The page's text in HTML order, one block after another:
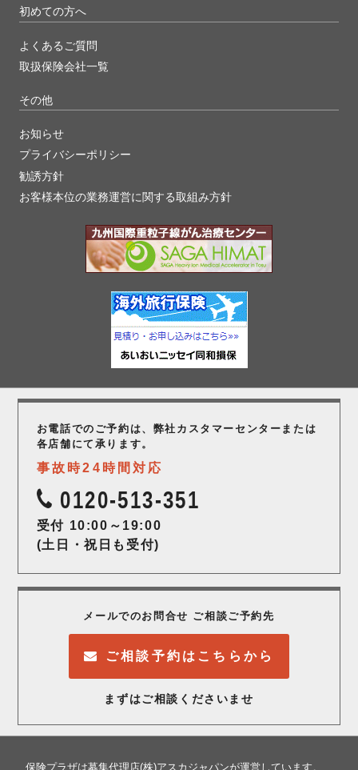
初めての方へ
よくあるご質問
取扱保険会社一覧
その他
お知らせ
プライバシーポリシー
勧誘方針
お客様本位の業務運営に関する取組み方針
お電話でのご予約は、弊社カスタマーセンター または
各店舗にて承ります。
事故時24時間対応
0120-513-351
受付 10:00～19:00
(土日・祝日も受付)
メールでのお問合せ ご相談ご予約先
ご相談予約はこちらから
まずはご相談くださいませ
保険プラザは募集代理店(株)アスカジャパンが運営しています。